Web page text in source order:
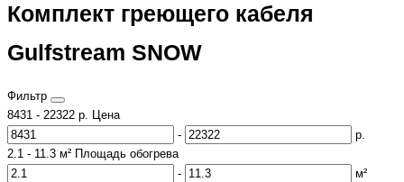
Комплект греющего кабеля
Gulfstream SNOW
Фильтр
8431 - 22322 р. Цена
-
р.
2.1 - 11.3 м²
Площадь обогрева
-
м²